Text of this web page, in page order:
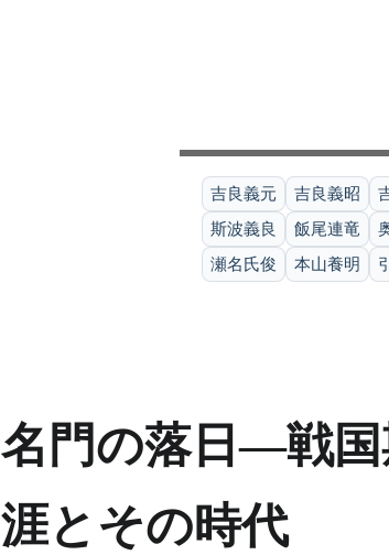
吉良義元 吉良義昭
斯波義良
飯尾連竜
瀬名氏俊
本山養明
名門の落日―戦国
涯とその時代